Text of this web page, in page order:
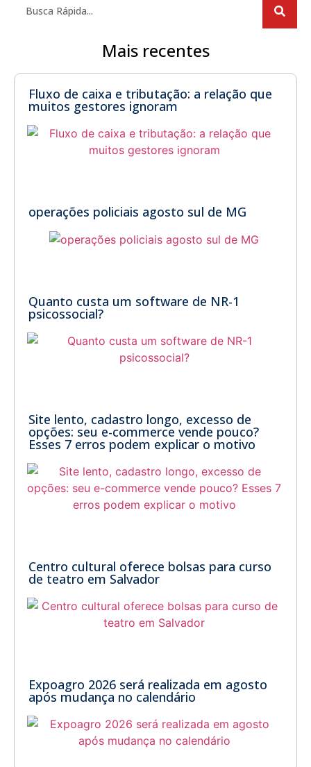
Mais recentes
Fluxo de caixa e tributação: a relação que
muitos gestores ignoram
operações policiais agosto sul de MG
Quanto custa um software de NR-1
psicossocial?
Site lento, cadastro longo, excesso de
opções: seu e-commerce vende pouco?
Esses 7 erros podem explicar o motivo
Centro cultural oferece bolsas para curso
de teatro em Salvador
Expoagro 2026 será realizada em agosto
após mudança no calendário